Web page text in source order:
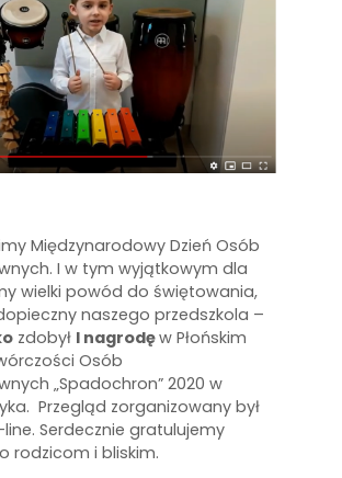
Międzynarodowy Dzień Osób
I w tym wyjątkowym dla
wielki powód do świętowania,
naszego przedszkola –
zdobył I nagrodęw Płońskim
Osób
„Spadochron” 2020 w
Przegląd zorganizowany był
Serdecznie gratulujemy
rodzicom i bliskim.